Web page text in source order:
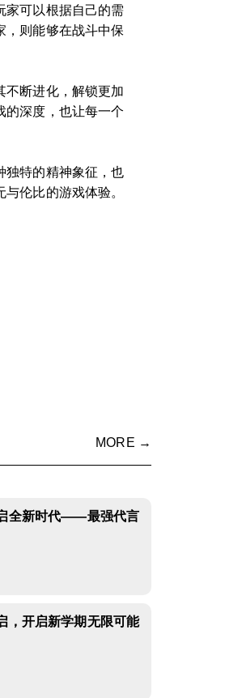
家可以根据自己的需
，则能够在战斗中保
不断进化，解锁更加
的深度，也让每一个
独特的精神象征，也
伦比的游戏体验。
MORE →
全新时代——最强代言
，开启新学期无限可能